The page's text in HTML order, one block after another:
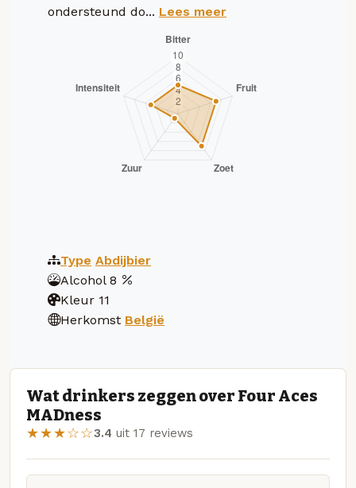
ondersteund do... Lees meer
Type Abdijbier
Alcohol 8
Kleur 11
Herkomst België
Wat drinkers zeggen over Four Aces
MADness
★★★☆☆3.4 uit 17 reviews